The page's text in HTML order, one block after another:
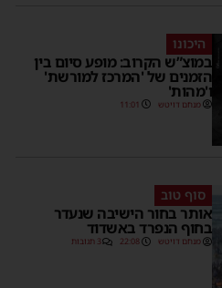
היכונו
במוצ”ש הקרוב: מופע סיום בין
הזמנים של 'המרכז למורשת'
ו'מהות'
מנחם דויטש 11:01
סוף טוב
אותר בחור הישיבה שנעדר
בחוף הנפרד באשדוד
מנחם דויטש 22:08 3 תגובות